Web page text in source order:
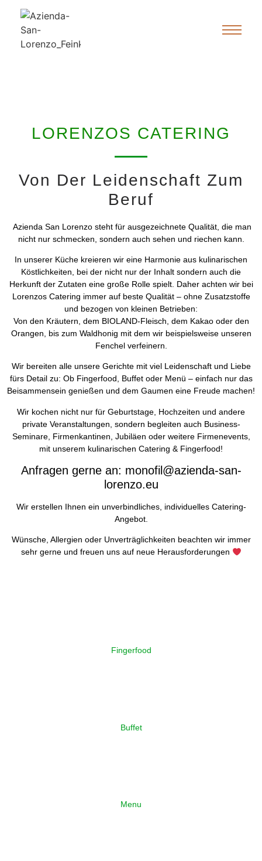
LORENZOS CATERING
Von Der Leidenschaft Zum
Beruf
Azienda San Lorenzo steht für ausgezeichnete Qualität, die man
nicht nur schmecken, sondern auch sehen und riechen kann.
In unserer Küche kreieren wir eine Harmonie aus kulinarischen
Köstlichkeiten, bei der nicht nur der Inhalt sondern auch die
Herkunft der Zutaten eine große Rolle spielt. Daher achten wir bei
Lorenzos Catering immer auf beste Qualität – ohne Zusatzstoffe
und bezogen von kleinen Betrieben:
Von den Kräutern, dem BIOLAND-Fleisch, dem Kakao oder den
Orangen, bis zum Waldhonig mit dem wir beispielsweise unseren
Fenchel verfeinern.
Wir bereiten alle unsere Gerichte mit viel Leidenschaft und Liebe
fürs Detail zu: Ob Fingerfood, Buffet oder Menü – einfach nur das
Beisammensein genießen und dem Gaumen eine Freude machen!
Wir kochen nicht nur für Geburtstage, Hochzeiten und andere
private Veranstaltungen, sondern begleiten auch Business-
Seminare, Firmenkantinen, Jubiläen oder weitere Firmenevents,
mit unserem kulinarischen Catering & Fingerfood!
Anfragen gerne an: monofil@azienda-san-
lorenzo.eu
Wir erstellen Ihnen ein unverbindliches, individuelles Catering-
Angebot.
Wünsche, Allergien oder Unverträglichkeiten beachten wir immer
sehr gerne und freuen uns auf neue Herausforderungen
Fingerfood
Buffet
Menu